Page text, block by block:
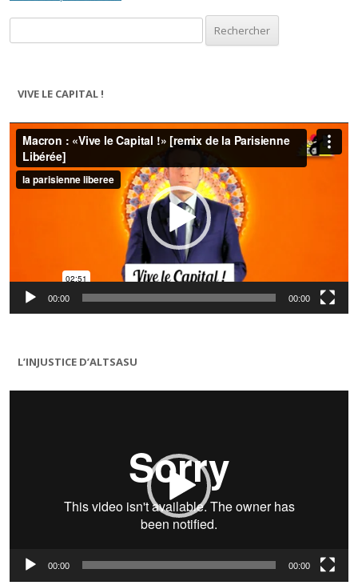
VIVE LE CAPITAL !
Lecteur
vidéo
00:00 00:00
L’INJUSTICE D’ALTSASU
Lecteur
00:00 00:00